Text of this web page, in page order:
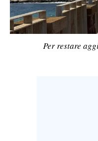
BASKET
VOLLEY
Per restare